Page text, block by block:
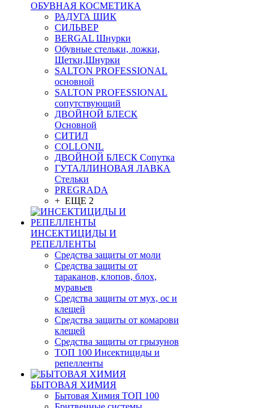
ОБУВНАЯ КОСМЕТИКА
РАДУГА ШИК
СИЛЬВЕР
BERGAL Шнурки
Обувные стельки, ложки,
Щетки,Шнурки
SALTON PROFESSIONAL
основной
SALTON PROFESSIONAL
сопутствующий
ДВОЙНОЙ БЛЕСК
Основной
СИТИЛ
COLLONIL
ДВОЙНОЙ БЛЕСК Сопутка
ГУТАЛЛИНОВАЯ ЛАВКА
Стельки
PREGRADA
+ ЕЩЕ 2
ИНСЕКТИЦИДЫ И
РЕПЕЛЛЕНТЫ
Средства защиты от моли
Средства защиты от
тараканов, клопов, блох,
муравьев
Средства защиты от мух, ос и
клещей
Средства защиты от комарови
клещей
Средства защиты от грызунов
ТОП 100 Инсектициды и
репелленты
БЫТОВАЯ ХИМИЯ
Бытовая Химия ТОП 100